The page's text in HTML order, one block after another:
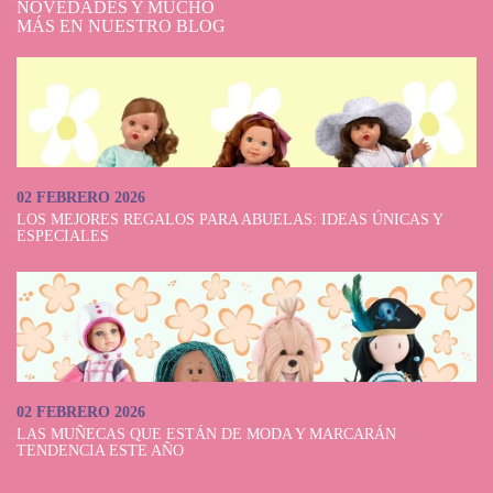
Otra de las marcas que también ofrece
sumamente actuales y con diferentes complementos. Son famosos sus
modelos combi 2 en 1, con silla y capazo Bayer Chic. Su altura es de 77
cm y están disponibles en varias tonalidades de gris y rosa, con corazones
y estrellas. No olvides dar un vistazo a su silla de coche.
Conoce más detalles de los carritos de muñecas que tenemos disponibles
diferentes ángulos de cada uno de los
disponibles, así como de sus complementos, colores y diseños. Mira estos
de 24 a 48 horas en días hábiles a toda la península, pero también
enviamos a todo el mundo.
NOVEDADES Y MUCHO
MÁS EN NUESTRO BLOG
02 FEBRERO 2026
LOS MEJORES REGALOS PARA ABUELAS: IDEAS ÚNICAS Y
ESPECIALES
02 FEBRERO 2026
LAS MUÑECAS QUE ESTÁN DE MODA Y MARCARÁN
TENDENCIA ESTE AÑO